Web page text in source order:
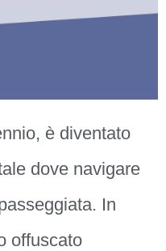
è diventato
dove navigare
In
offuscato